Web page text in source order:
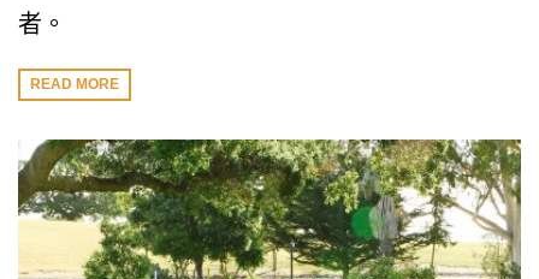
者。
READ MORE